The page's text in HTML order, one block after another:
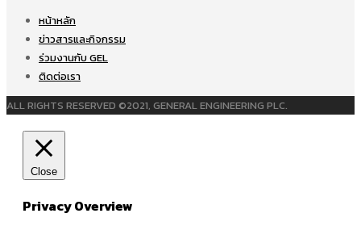
หน้าหลัก
ข่าวสารและกิจกรรม
ร่วมงานกับ GEL
ติดต่อเรา
ALL RIGHTS RESERVED ©2021, GENERAL ENGINEERING PLC.
Close
Privacy Overview